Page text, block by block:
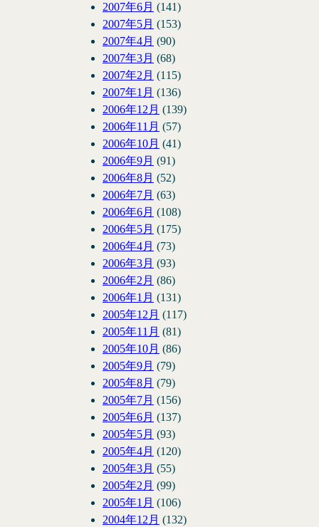
2007年6月 (141)
2007年5月 (153)
2007年4月 (90)
2007年3月 (68)
2007年2月 (115)
2007年1月 (136)
2006年12月 (139)
2006年11月 (57)
2006年10月 (41)
2006年9月 (91)
2006年8月 (52)
2006年7月 (63)
2006年6月 (108)
2006年5月 (175)
2006年4月 (73)
2006年3月 (93)
2006年2月 (86)
2006年1月 (131)
2005年12月 (117)
2005年11月 (81)
2005年10月 (86)
2005年9月 (79)
2005年8月 (79)
2005年7月 (156)
2005年6月 (137)
2005年5月 (93)
2005年4月 (120)
2005年3月 (55)
2005年2月 (99)
2005年1月 (106)
2004年12月 (132)